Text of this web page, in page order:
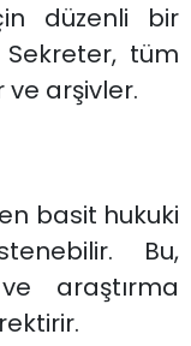
düzenli bir
tüm
ve arşivler.
basit hukuki
Bu,
araştırma